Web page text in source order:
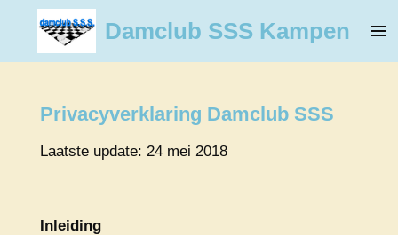
naar
hoofdinhoud
Damclub SSS Kampen
Privacyverklaring Damclub SSS
Laatste update: 24 mei 2018
Inleiding